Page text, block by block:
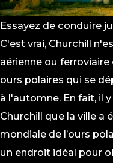
Essayez de conduire
C'est vrai, Churchill
aérienne ou
ours polaires qui se
à l'automne. En fait, il
Churchill que la ville a
mondiale de l’ours
un endroit idéal pour